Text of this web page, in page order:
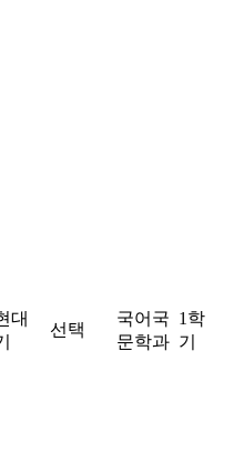
대
선택
국어국
문학과
1학
기